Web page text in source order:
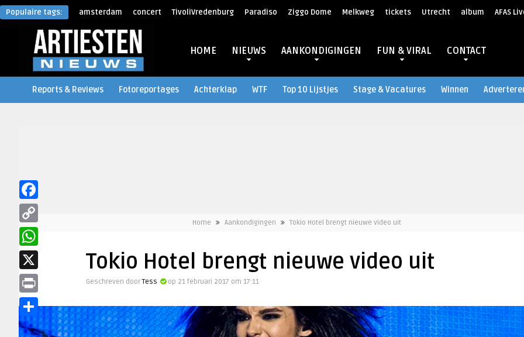
Populaire tags: amsterdam concert TivoliVredenburg Paradiso Ziggo Dome Melkweg tickets Utrecht album AFAS
HOME NIEUWS AANKONDIGINGEN FUN & VIRAL CONTACT
Reports & Reviews Fotoreportages Achterklap WTF Top 10 Lijstjes Stage & Vacatures Winnen
Home Aankondigingen Tokio Hotel brengt nieuwe video uit
Tokio Hotel brengt nieuwe video uit
Geschreven doorTess op 21 februari 2017 om 17:11
Facebook
Copy
Link
WhatsApp
X
Print
Delen